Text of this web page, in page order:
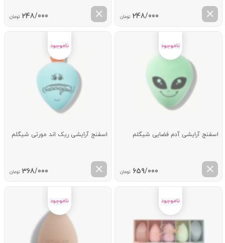
248/000 تومان 248/000 تومان
اسفنج آرایشی آدم فضایی شیگلم
659/000 تومان
اسفنج آرایشی ریک اند مورتی شیگلم
368/000 تومان